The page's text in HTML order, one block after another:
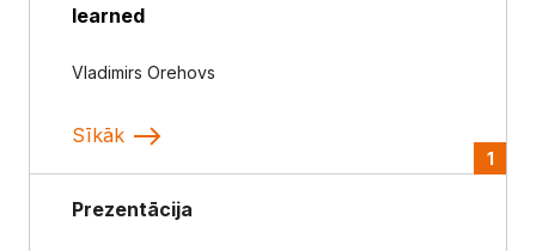
learned
Vladimirs Orehovs
Sīkāk
1
Prezentācija